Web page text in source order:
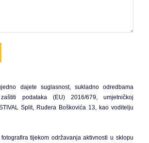
dajete suglasnost, sukladno odredbama
podataka (EU) 2016/679, umjetničkoj
Split, Ruđera Boškovića 13, kao voditelju
tijekom održavanja aktivnosti u sklopu